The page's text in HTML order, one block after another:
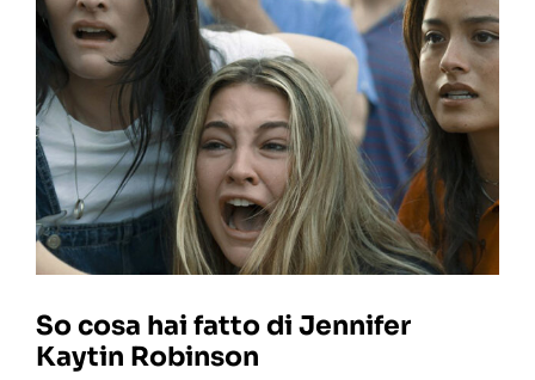
So cosa hai fatto di Jennifer
Kaytin Robinson